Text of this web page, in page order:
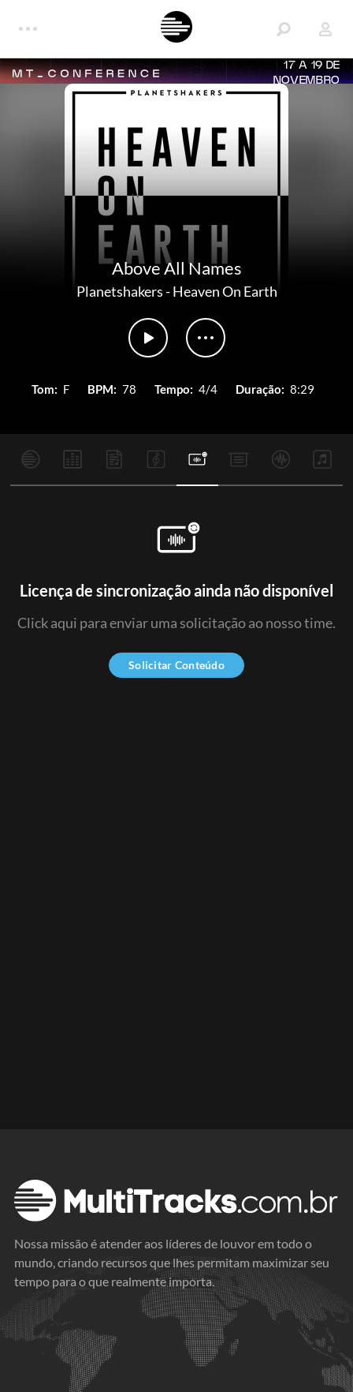
17 A 19 DE
NOVEMBRO
Above All Names
Planetshakers-Heaven On Earth
Tom: F BPM: 78 Tempo: 4/4 Duração: 8:29
Licença de sincronização ainda não disponível
Click aqui para enviar uma solicitação ao nosso time.
Solicitar Conteúdo
Nossa missão é atender aos líderes de louvor em todo o
mundo, criando recursos que lhes permitam maximizar seu
tempo para o que realmente importa.